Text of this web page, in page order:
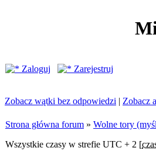
Zaloguj
Zarejestruj
Zobacz wątki bez odpowiedzi | Zobacz
Strona główna forum » Wolne tory
Wszystkie czasy w strefie UTC + 2 [